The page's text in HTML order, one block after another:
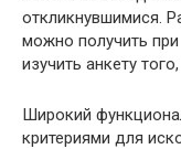
откликнувшимися.
можно получить при
изучить анкету
Широкий
критериями для